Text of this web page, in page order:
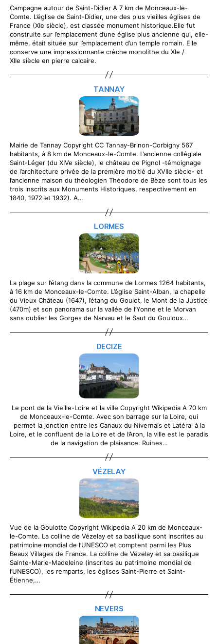
Campagne autour de Saint-Didier A 7 km de Monceaux-le-
Comte. L’église de Saint-Didier, une des plus vieilles églises de
France (XIe siècle), est classée monument historique.Elle fut
construite sur l’emplacement d’une église plus ancienne qui, elle-
même, était située sur l’emplacement d’un temple romain. Elle
conserve une impressionnante crèche monolithe du XIe /
XIIe siècle en pierre calcaire.
TANNAY
Mairie de Tannay Copyright CC Tannay-Brinon-Corbigny 567
habitants, à 8 km de Monceaux-le-Comte. L’ancienne collégiale
Saint-Léger (du XIVe siècle), le château de Pignol -témoignage
de l’architecture privée de la première moitié du XVIIe siècle- et
l’ancienne maison du théologien Théodore de Bèze sont tous les
trois inscrits aux Monuments Historiques, respectivement en
1840, 1972 et 1932). A…
LORMES
La plage sur l’étang dans la commune de Lormes 1264 habitants,
à 16 km de Monceaux-le-Comte. L’église Saint-Alban, la chapelle
du Vieux Château (1647), l’étang du Goulot, le Mont de la Justice
(470m) et son panorama sur la vallée de l’Yonne et le Morvan
sans oublier les Gorges de Narvau et le Saut du Gouloux…
DECIZE
Le pont de la Vieille-Loire et la ville Copyright Wikipedia A 70 km
de Monceaux-le-Comte. Avec son barrage sur la Loire, qui
permet la jonction entre les Canaux du Nivernais et Latéral à la
Loire, et le confluent de la Loire et de l’Aron, la ville est le paradis
de la navigation de plaisance. Ruines…
VÉZELAY
Vue de la Goulotte Copyright Wikipedia A 20 km de Monceaux-
le-Comte. La colline de Vézelay et sa basilique sont inscrites au
patrimoine mondial de l’UNESCO et comptent parmi les Plus
Beaux Villages de France. La colline de Vézelay et sa basilique
Sainte-Marie-Madeleine (inscrites au patrimoine mondial de
l’UNESCO), les remparts, les églises Saint-Pierre et Saint-
Étienne,…
NEVERS